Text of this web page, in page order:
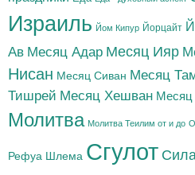
Израиль Йом Кипур Йорцайт
Ав Месяц Адар Месяц Ияр
Нисан Месяц Сиван Месяц
Тишрей Месяц Хешван
Молитва Молитва Теилим от и до
Рефуа Шлема Сгулот